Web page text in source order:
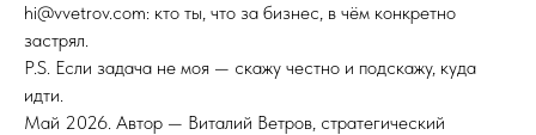
hi@vvetrov.com: кто ты, что за бизнес, в чём конкретно
застрял.
P.S. Если задача не моя — скажу честно и подскажу, куда
идти.
Май 2026. Автор — Виталий Ветров, стратегический